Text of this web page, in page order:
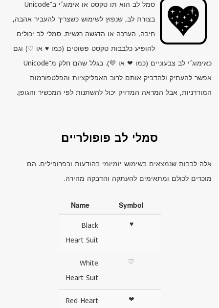
סמל לב הוא תו טקסט או אימוג׳י ב־Unicode
בצורת לב, שנפוץ לשימוש כשצריך להעביר אהבה,
חיבה, הערכה או הדגשה רגשית. סמלי לב יכולים
להופיע כלבבות טקסט פשוטים (כמו ♥ או ♡) וגם
כאימוג׳י לב צבעוניים (כמו ❤ או 💜). בגלל שהם חלק מ־Unicode
אפשר להעתיק ולהדביק אותם לרוב האפליקציות והפלטפורמות
המודרניות, אבל המראה המדויק יכול להשתנות לפי המכשיר והגופן.
סמלי לב פופולריים
אלה לבבות שנמצאים בשימוש יומיומי בהודעות ובפרופילים. הם
מוכרים לכולם ומתאימים להעתקה והדבקה מהירה.
Symbol
Name
♥
Black
Heart Suit
♡
White
Heart Suit
❤
Red Heart